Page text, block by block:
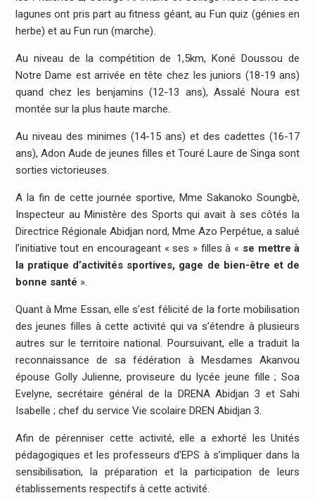
lagunes ont pris part au fitness géant, au Fun quiz (génies en
herbe) et au Fun run (marche).
Au niveau de la compétition de 1,5km, Koné Doussou de
Notre Dame est arrivée en tête chez les juniors (18-19 ans)
quand chez les benjamins (12-13 ans), Assalé Noura est
montée sur la plus haute marche.
Au niveau des minimes (14-15 ans) et des cadettes (16-17
ans), Adon Aude de jeunes filles et Touré Laure de Singa sont
sorties victorieuses.
A la fin de cette journée sportive, Mme Sakanoko Soungbè,
Inspecteur au Ministère des Sports qui avait à ses côtés la
Directrice Régionale Abidjan nord, Mme Azo Perpétue, a salué
l’initiative tout en encourageant « ses » filles à « se mettre à
la pratique d’activités sportives, gage de bien-être et de
bonne santé ».
Quant à Mme Essan, elle s’est félicité de la forte mobilisation
des jeunes filles à cette activité qui va s’étendre à plusieurs
autres sur le territoire national. Poursuivant, elle a traduit la
reconnaissance de sa fédération à Mesdames Akanvou
épouse Golly Julienne, proviseure du lycée jeune fille ; Soa
Evelyne, secrétaire général de la DRENA Abidjan 3 et Sahi
Isabelle ; chef du service Vie scolaire DREN Abidjan 3.
Afin de pérenniser cette activité, elle a exhorté les Unités
pédagogiques et les professeurs d’EPS à s’impliquer dans la
sensibilisation, la préparation et la participation de leurs
établissements respectifs à cette activité.